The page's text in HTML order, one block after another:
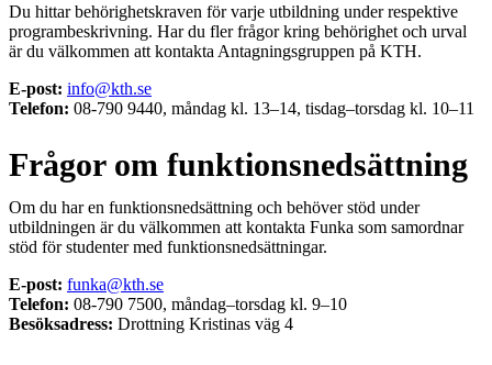
Du hittar behörighetskraven för varje utbildning under respektive
programbeskrivning. Har du fler frågor kring behörighet och urval
är du välkommen att kontakta Antagningsgruppen på KTH.
E-post: info@kth.se
Telefon: 08-790 9440, måndag kl. 13–14, tisdag–torsdag kl. 10–11
Frågor om funktionsnedsättning
Om du har en funktionsnedsättning och behöver stöd under
utbildningen är du välkommen att kontakta Funka som samordnar
stöd för studenter med funktionsnedsättningar.
E-post: funka@kth.se
Telefon: 08-790 7500, måndag–torsdag kl. 9–10
Besöksadress: Drottning Kristinas väg 4